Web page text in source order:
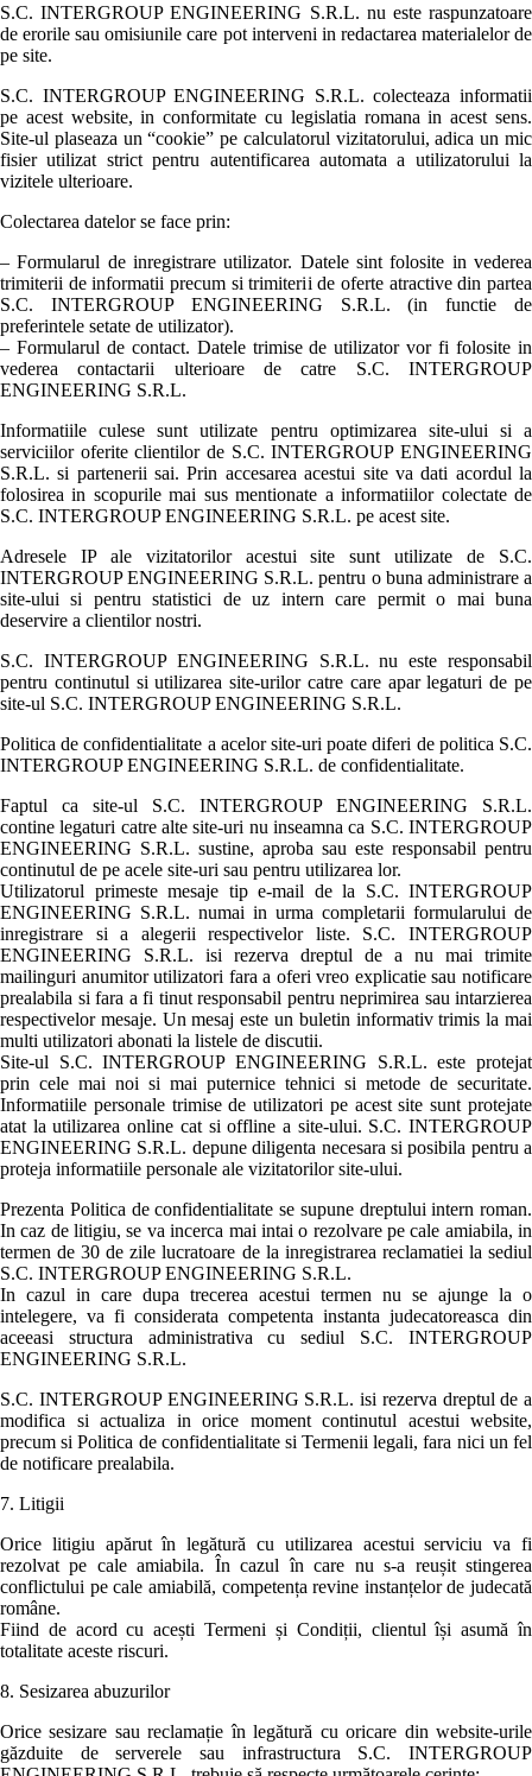
S.C. INTERGROUP ENGINEERING S.R.L. nu este raspunzatoare
de erorile sau omisiunile care pot interveni in redactarea materialelor de
pe site.
S.C. INTERGROUP ENGINEERING S.R.L. colecteaza informatii
pe acest website, in conformitate cu legislatia romana in acest sens.
Site-ul plaseaza un “cookie” pe calculatorul vizitatorului, adica un mic
fisier utilizat strict pentru autentificarea automata a utilizatorului la
vizitele ulterioare.
Colectarea datelor se face prin:
– Formularul de inregistrare utilizator. Datele sint folosite in vederea
trimiterii de informatii precum si trimiterii de oferte atractive din partea
S.C. INTERGROUP ENGINEERING S.R.L. (in functie de
preferintele setate de utilizator).
– Formularul de contact. Datele trimise de utilizator vor fi folosite in
vederea contactarii ulterioare de catre S.C. INTERGROUP
ENGINEERING S.R.L.
Informatiile culese sunt utilizate pentru optimizarea site-ului si a
serviciilor oferite clientilor de S.C. INTERGROUP ENGINEERING
S.R.L. si partenerii sai. Prin accesarea acestui site va dati acordul la
folosirea in scopurile mai sus mentionate a informatiilor colectate de
S.C. INTERGROUP ENGINEERING S.R.L. pe acest site.
Adresele IP ale vizitatorilor acestui site sunt utilizate de S.C.
INTERGROUP ENGINEERING S.R.L. pentru o buna administrare a
site-ului si pentru statistici de uz intern care permit o mai buna
deservire a clientilor nostri.
S.C. INTERGROUP ENGINEERING S.R.L. nu este responsabil
pentru continutul si utilizarea site-urilor catre care apar legaturi de pe
site-ul S.C. INTERGROUP ENGINEERING S.R.L.
Politica de confidentialitate a acelor site-uri poate diferi de politica S.C.
INTERGROUP ENGINEERING S.R.L. de confidentialitate.
Faptul ca site-ul S.C. INTERGROUP ENGINEERING S.R.L.
contine legaturi catre alte site-uri nu inseamna ca S.C. INTERGROUP
ENGINEERING S.R.L. sustine, aproba sau este responsabil pentru
continutul de pe acele site-uri sau pentru utilizarea lor.
Utilizatorul primeste mesaje tip e-mail de la S.C. INTERGROUP
ENGINEERING S.R.L. numai in urma completarii formularului de
inregistrare si a alegerii respectivelor liste. S.C. INTERGROUP
ENGINEERING S.R.L. isi rezerva dreptul de a nu mai trimite
mailinguri anumitor utilizatori fara a oferi vreo explicatie sau notificare
prealabila si fara a fi tinut responsabil pentru neprimirea sau intarzierea
respectivelor mesaje. Un mesaj este un buletin informativ trimis la mai
multi utilizatori abonati la listele de discutii.
Site-ul S.C. INTERGROUP ENGINEERING S.R.L. este protejat
prin cele mai noi si mai puternice tehnici si metode de securitate.
Informatiile personale trimise de utilizatori pe acest site sunt protejate
atat la utilizarea online cat si offline a site-ului. S.C. INTERGROUP
ENGINEERING S.R.L. depune diligenta necesara si posibila pentru a
proteja informatiile personale ale vizitatorilor site-ului.
Prezenta Politica de confidentialitate se supune dreptului intern roman.
In caz de litigiu, se va incerca mai intai o rezolvare pe cale amiabila, in
termen de 30 de zile lucratoare de la inregistrarea reclamatiei la sediul
S.C. INTERGROUP ENGINEERING S.R.L.
In cazul in care dupa trecerea acestui termen nu se ajunge la o
intelegere, va fi considerata competenta instanta judecatoreasca din
aceeasi structura administrativa cu sediul S.C. INTERGROUP
ENGINEERING S.R.L.
S.C. INTERGROUP ENGINEERING S.R.L. isi rezerva dreptul de a
modifica si actualiza in orice moment continutul acestui website,
precum si Politica de confidentialitate si Termenii legali, fara nici un fel
de notificare prealabila.
7. Litigii
Orice litigiu apărut în legătură cu utilizarea acestui serviciu va fi
rezolvat pe cale amiabila. În cazul în care nu s-a reușit stingerea
conflictului pe cale amiabilă, competența revine instanțelor de judecată
române.
Fiind de acord cu acești Termeni și Condiții, clientul își asumă în
totalitate aceste riscuri.
8. Sesizarea abuzurilor
Orice sesizare sau reclamație în legătură cu oricare din website-urile
găzduite de serverele sau infrastructura S.C. INTERGROUP